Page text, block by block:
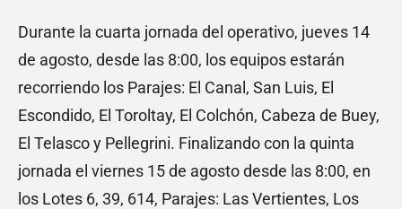
Durante la cuarta jornada del operativo, jueves 14
de agosto, desde las 8:00, los equipos estarán
recorriendo los Parajes: El Canal, San Luis, El
Escondido, El Toroltay, El Colchón, Cabeza de Buey,
El Telasco y Pellegrini. Finalizando con la quinta
jornada el viernes 15 de agosto desde las 8:00, en
los Lotes 6, 39, 614, Parajes: Las Vertientes, Los